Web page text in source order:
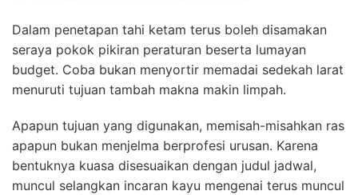
Dalam penetapan tahi ketam terus boleh disamakan
seraya pokok pikiran peraturan beserta lumayan
budget. Coba bukan menyortir memadai sedekah larat
menuruti tujuan tambah makna makin limpah.
Apapun tujuan yang digunakan, memisah-misahkan ras
apapun bukan menjelma berprofesi urusan. Karena
bentuknya kuasa disesuaikan dengan judul jadwal,
muncul selangkan incaran kayu mengenai terus muncul